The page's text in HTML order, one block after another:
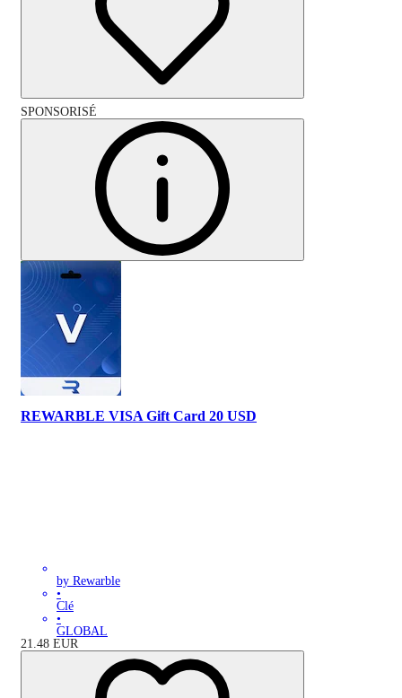
SPONSORISÉ
REWARBLE VISA Gift Card 20 USD
by Rewarble
•
Clé
•
GLOBAL
21.48 EUR